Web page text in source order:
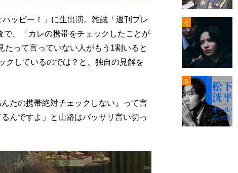
ッピー！」に生出演。雑誌「週刊プレ
、「カレの携帯をチェックしたことが
って言っていない人がもう1割いると
クしているのでは？と、独自の見解を
たの携帯絶対チェックしない』って言
んですよ」と山路はバッサリ言い切っ